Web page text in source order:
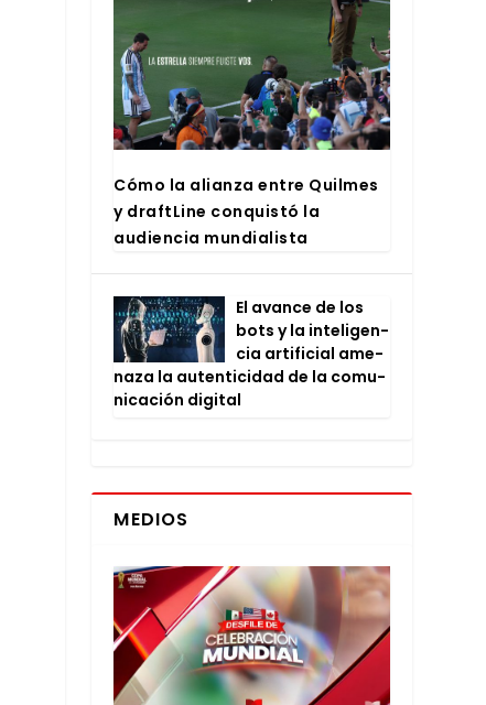
Cómo la alian­za entre Quil­mes
y draftLi­ne con­quis­tó la
audien­cia mun­dia­lis­ta
El avan­ce de los
bots y la inte­li­gen­
cia arti­fi­cial ame­
na­za la auten­ti­ci­dad de la comu­
ni­ca­ción digi­tal
MEDIOS